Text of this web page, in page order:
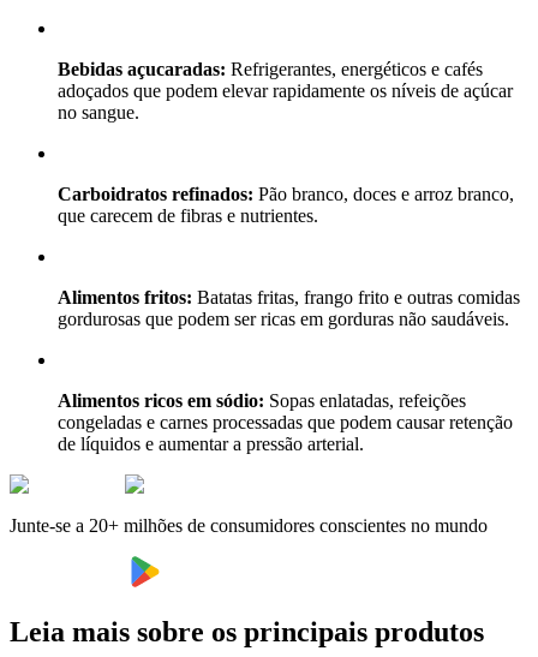
Bebidas açucaradas: Refrigerantes, energéticos e cafés
adoçados que podem elevar rapidamente os níveis de açúcar
no sangue.
Carboidratos refinados: Pão branco, doces e arroz branco,
que carecem de fibras e nutrientes.
Alimentos fritos: Batatas fritas, frango frito e outras comidas
gordurosas que podem ser ricas em gorduras não saudáveis.
Alimentos ricos em sódio: Sopas enlatadas, refeições
congeladas e carnes processadas que podem causar retenção
de líquidos e aumentar a pressão arterial.
Junte-se a 20+ milhões de consumidores conscientes no mundo
Leia mais sobre os principais produtos